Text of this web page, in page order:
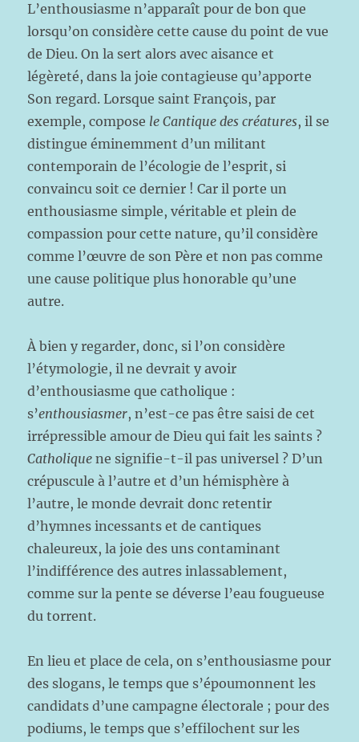
L’enthousiasme n’apparaît pour de bon que
lorsqu’on considère cette cause du point de vue
de Dieu. On la sert alors avec aisance et
légèreté, dans la joie contagieuse qu’apporte
Son regard. Lorsque saint François, par
exemple, compose le Cantique des créatures, il se
distingue éminemment d’un militant
contemporain de l’écologie de l’esprit, si
convaincu soit ce dernier ! Car il porte un
enthousiasme simple, véritable et plein de
compassion pour cette nature, qu’il considère
comme l’œuvre de son Père et non pas comme
une cause politique plus honorable qu’une
autre.
À bien y regarder, donc, si l’on considère
l’étymologie, il ne devrait y avoir
d’enthousiasme que catholique :
s’enthousiasmer, n’est-ce pas être saisi de cet
irrépressible amour de Dieu qui fait les saints ?
Catholique ne signifie-t-il pas universel ? D’un
crépuscule à l’autre et d’un hémisphère à
l’autre, le monde devrait donc retentir
d’hymnes incessants et de cantiques
chaleureux, la joie des uns contaminant
l’indifférence des autres inlassablement,
comme sur la pente se déverse l’eau fougueuse
du torrent.
En lieu et place de cela, on s’enthousiasme pour
des slogans, le temps que s’époumonnent les
candidats d’une campagne électorale ; pour des
podiums, le temps que s’effilochent sur les